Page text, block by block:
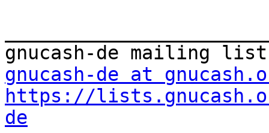
gnucash-de at
https://
de